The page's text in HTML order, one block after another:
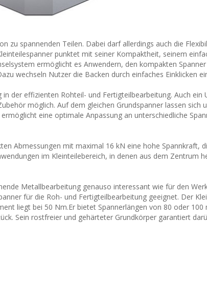
zu spannenden Teilen. Dabei darf allerdings auch die
punktet mit seiner Kompaktheit, seinem
ermöglicht es Anwendern, den kompakten
wechseln Nutzer die Backen durch einfaches Einklicken
der effizienten Rohteil- und Fertigteilbearbeitung. Auch ein
möglich. Auf dem gleichen Grundspanner lassen sich
eine optimale Anpassung an unterschiedliche
Abmessungen mit maximal 16 kN eine hohe Spannkraft,
im Kleinteilebereich, in denen aus dem Zentrum
Metallbearbeitung genauso interessant wie für den
für die Roh- und Fertigteilbearbeitung geeignet. Der
liegt bei 50 Nm.Er bietet Spannerlängen von 80 oder 100
Sein rostfreier und gehärteter Grundkörper garantiert